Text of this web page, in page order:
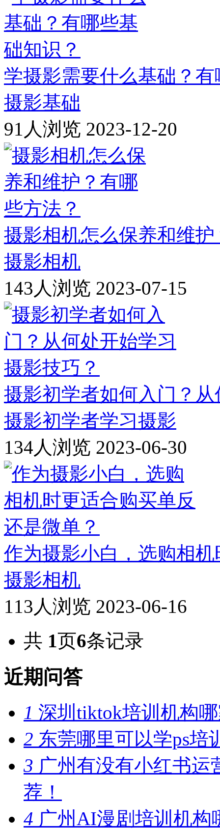
学摄影需要什么基础？
摄影基础
91人浏览 2023-12-20
摄影相机怎么保养和维
摄影相机
143人浏览 2023-07-15
摄影初学者如何入门？
摄影初学者学习摄影
134人浏览 2023-06-30
作为摄影小白，选购相
摄影相机
113人浏览 2023-06-16
共 1页6条记录
近期问答
1 深圳tiktok培训机构
2 东莞哪里可以学ps培
3 广州有没有小红书运
荐！
4 广州AI漫剧培训机构